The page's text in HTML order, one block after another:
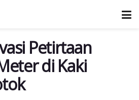
Petirtaan
di Kaki